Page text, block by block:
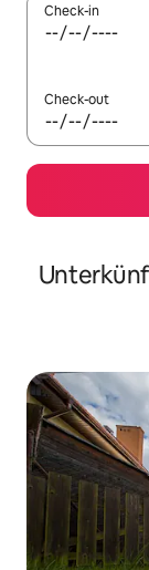
Check-in
Check-out